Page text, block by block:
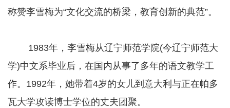
称赞李雪梅为“文化交流的桥梁，教育创新的典范”。
1983年，李雪梅从辽宁师范学院(今辽宁师范大
学)中文系毕业后，在国内从事了多年的语文教学工
作。1992年，她带着4岁的女儿到意大利与正在帕多
瓦大学攻读博士学位的丈夫团聚。